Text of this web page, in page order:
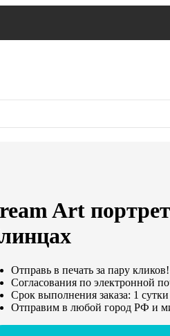
Art
Отправь в печать за пару кликов!
Согласования по электронной
Срок выполнения заказа: 1 сутки
Отправим в любой город РФ и